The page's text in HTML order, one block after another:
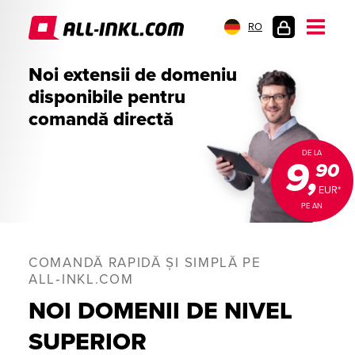
RO
CLIENȚI
Noi extensii de domeniu
disponibile pentru
comandă directă
DE LA
9,EUR*
90
PE AN
COMANDĂ RAPIDĂ ȘI SIMPLĂ PE
ALL‑INKL.COM
NOI DOMENII DE NIVEL
SUPERIOR